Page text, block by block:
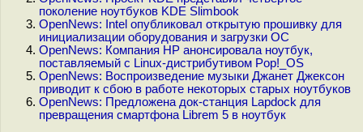
поколение ноутбуков KDE Slimbook
OpenNews: Intel опубликовал открытую прошивку для
инициализации оборудования и загрузки ОС
OpenNews: Компания HP анонсировала ноутбук,
поставляемый с Linux-дистрибутивом Pop!_OS
OpenNews: Воспроизведение музыки Джанет Джексон
приводит к сбою в работе некоторых старых ноутбуков
OpenNews: Предложена док-станция Lapdock для
превращения смартфона Librem 5 в ноутбук